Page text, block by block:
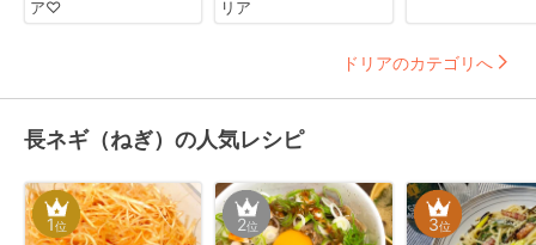
ア♡
リア
ドリアのカテゴリへ
長ネギ（ねぎ）の人気レシピ
1位 2位 3位